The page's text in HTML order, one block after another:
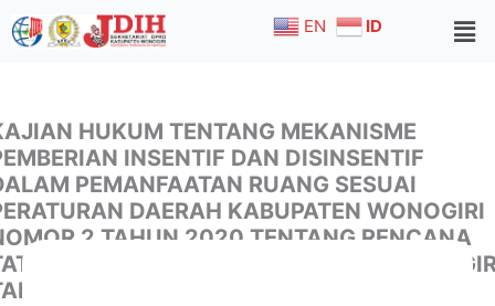
to
EN ID
HUKUM TENTANG MEKANISME
INSENTIF DAN DISINSENTIF
PEMANFAATAN RUANG SESUAI
DAERAH KABUPATEN WONOGIRI
2 TAHUN 2020 TENTANG RENCANA
RUANG WILAYAH KABUPATEN
2020-2040